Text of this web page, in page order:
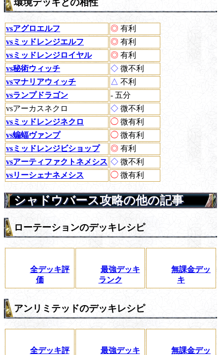
環境デッキとの相性
vsアグロエルフ ◎ 有利
vsミッドレンジエルフ
◎ 有利
vsミッドレンジロイヤル
◎ 有利
vs秘術ウィッチ
◇ 微不利
vsマナリアウィッチ
△ 不利
vsランプドラゴン
- 五分
vsアーカスネクロ
◇ 微不利
vsミッドレンジネクロ
◯ 微有利
vs蝙蝠ヴァンプ
◯ 微有利
vsミッドレンジビショップ
◎ 有利
vsアーティファクトネメシス ◇ 微不利
vsリーシェナネメシス
◯ 微有利
シャドウバース攻略の他の記事
ローテーションのデッキレシピ
全デッキ評
価
最強デッキ
ランク
無課金デッ
キ
アンリミテッドのデッキレシピ
全デッキ評
最強デッキ
無課金デッ